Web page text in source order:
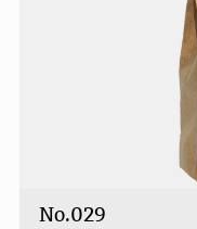
No.029